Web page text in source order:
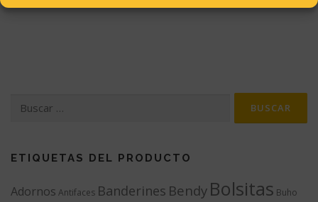
ETIQUETAS DEL PRODUCTO
Adornos Antifaces Banderines Bendy Bolsitas Buho